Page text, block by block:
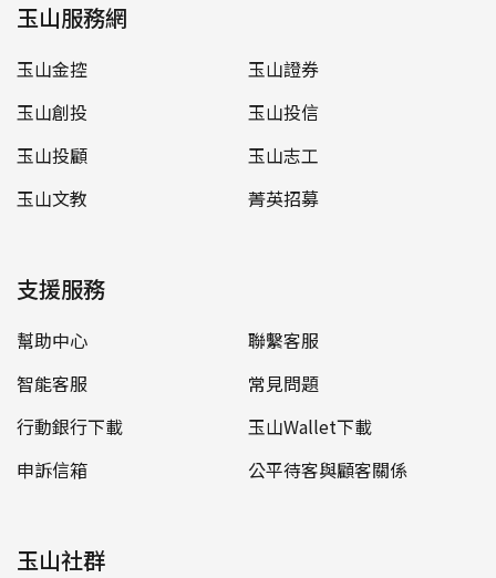
玉山服務網
玉山金控
玉山證券
玉山創投
玉山投信
玉山投顧
玉山志工
玉山文教
菁英招募
支援服務
幫助中心
聯繫客服
智能客服
常見問題
行動銀行下載
玉山Wallet下載
申訴信箱
公平待客與顧客關係
玉山社群